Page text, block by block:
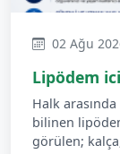
02 Ağu
Lipödem
Halk
bilinen
görülen;